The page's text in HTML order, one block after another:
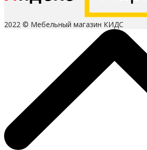
2022 © Мебельный магазин КИДС